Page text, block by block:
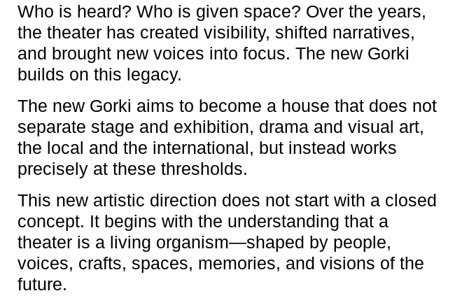
Who is heard? Who is given space? Over the years,
the theater has created visibility, shifted narratives,
and brought new voices into focus. The new Gorki
builds on this legacy.
The new Gorki aims to become a house that does not
separate stage and exhibition, drama and visual art,
the local and the international, but instead works
precisely at these thresholds.
This new artistic direction does not start with a closed
concept. It begins with the understanding that a
theater is a living organism—shaped by people,
voices, crafts, spaces, memories, and visions of the
future.